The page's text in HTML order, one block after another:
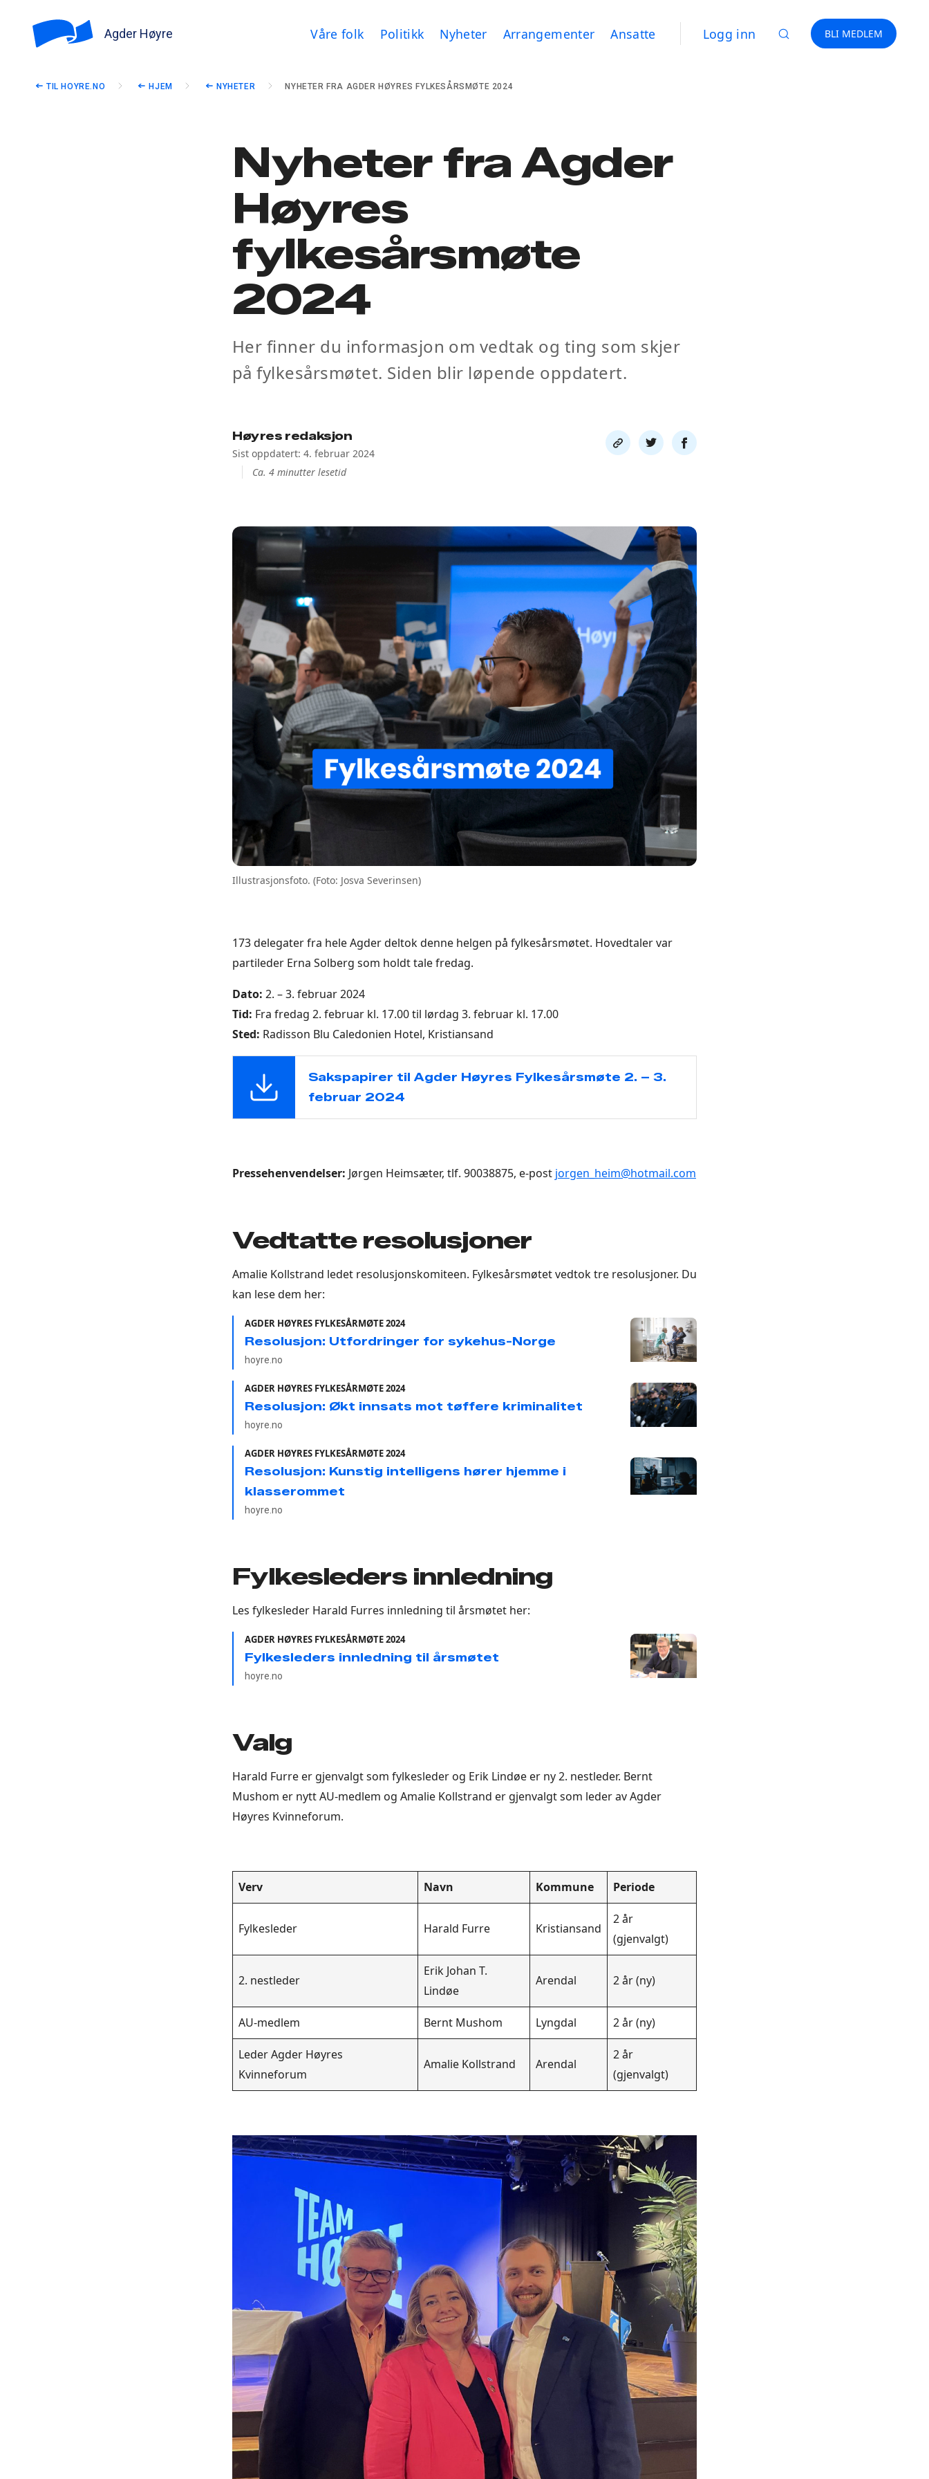
Agder Høyre Våre folk Politikk Nyheter Arrangementer Ansatte Logg inn BLI MEDLEM
TIL HOYRE.NO HJEM NYHETER NYHETER FRA AGDER HØYRES FYLKESÅRSMØTE 2024
Nyheter fra Agder
Høyres
fylkesårsmøte
2024
Her finner du informasjon om vedtak og ting som skjer
på fylkesårsmøtet. Siden blir løpende oppdatert.
Høyres redaksjon
Sist oppdatert: 4. februar 2024
Ca. 4 minutter lesetid
Del
link
Del
på
Del
på
Illustrasjonsfoto. (Foto: Josva Severinsen)
173 delegater fra hele Agder deltok denne helgen på fylkesårsmøtet. Hovedtaler var
partileder Erna Solberg som holdt tale fredag.
Dato: 2. – 3. februar 2024
Tid: Fra fredag 2. februar kl. 17.00 til lørdag 3. februar kl. 17.00
Sted: Radisson Blu Caledonien Hotel, Kristiansand
Sakspapirer til Agder Høyres Fylkesårsmøte 2. – 3.
februar 2024
Pressehenvendelser: Jørgen Heimsæter, tlf. 90038875, e-post jorgen_heim@hotmail.com
Vedtatte resolusjoner
Amalie Kollstrand ledet resolusjonskomiteen. Fylkesårsmøtet vedtok tre resolusjoner. Du
kan lese dem her:
AGDER HØYRES FYLKESÅRMØTE 2024
Resolusjon: Utfordringer for sykehus-Norge
hoyre.no
AGDER HØYRES FYLKESÅRMØTE 2024
Resolusjon: Økt innsats mot tøffere kriminalitet
hoyre.no
AGDER HØYRES FYLKESÅRMØTE 2024
Resolusjon: Kunstig intelligens hører hjemme i
klasserommet
hoyre.no
Fylkesleders innledning
Les fylkesleder Harald Furres innledning til årsmøtet her:
AGDER HØYRES FYLKESÅRMØTE 2024
Fylkesleders innledning til årsmøtet
hoyre.no
Valg
Harald Furre er gjenvalgt som fylkesleder og Erik Lindøe er ny 2. nestleder. Bernt
Mushom er nytt AU-medlem og Amalie Kollstrand er gjenvalgt som leder av Agder
Høyres Kvinneforum.
Verv Navn Kommune Periode
Fylkesleder Harald Furre Kristiansand
2 år
(gjenvalgt)
2. nestleder
Erik Johan T.
Lindøe
Arendal 2 år (ny)
AU-medlem Bernt Mushom Lyngdal 2 år (ny)
Leder Agder Høyres
Kvinneforum
Amalie Kollstrand Arendal
2 år
(gjenvalgt)